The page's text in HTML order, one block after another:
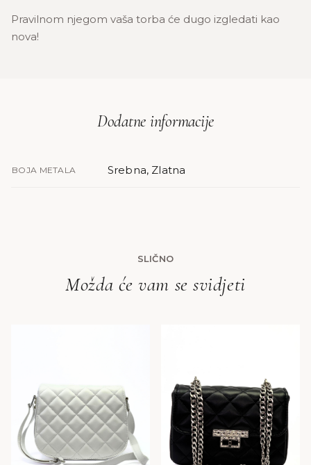
Pravilnom njegom vaša torba će dugo izgledati kao
nova!
Dodatne informacije
BOJA METALA Srebna, Zlatna
SLIČNO
Možda će vam se svidjeti